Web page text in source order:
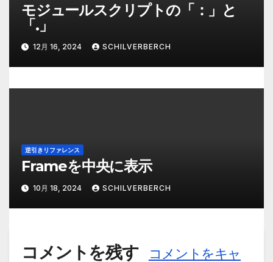
モジュールスクリプトの「：」と
「.」
12月 16, 2024 SCHILVERBERCH
逆引きリファレンス
Frameを中央に表示
10月 18, 2024 SCHILVERBERCH
コメントを残す コメントをキャ